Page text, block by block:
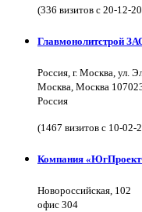
(336 визитов с 20-12-
Главмонолитстрой
Россия, г. Москва, ул.
Москва, Москва
Россия
(1467 визитов с 10-02-
Компания
Новороссийская, 102
офис 304